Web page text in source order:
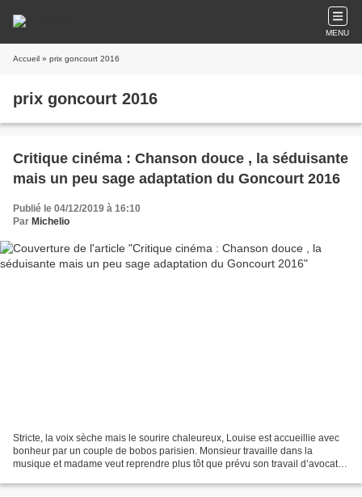
MENU
Accueil » prix goncourt 2016
prix goncourt 2016
Critique cinéma : Chanson douce , la séduisante
mais un peu sage adaptation du Goncourt 2016
Publié le 04/12/2019 à 16:10
Par Michelio
Stricte, la voix sèche mais le sourire chaleureux, Louise est accueillie avec
bonheur par un couple de bobos parisien. Monsieur travaille dans la
musique et madame veut reprendre plus tôt que prévu son travail d’avocate.